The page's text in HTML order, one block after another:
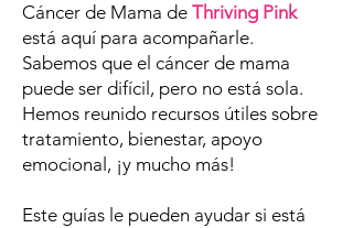
Cáncer de Mama de Thriving Pink
está aquí para acompañarle.
Sabemos que el cáncer de mama
puede ser difícil, pero no está sola.
Hemos reunido recursos útiles sobre
tratamiento, bienestar, apoyo
emocional, ¡y mucho más!
Este guías le pueden ayudar si está